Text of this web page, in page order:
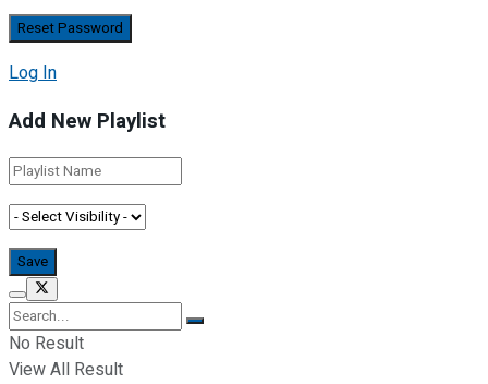
Log In
Add New Playlist
No Result
View All Result